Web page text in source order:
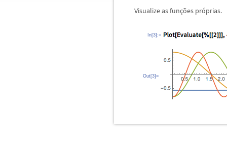
Visualize as funções próprias.
In[3]:=
Out[3]=